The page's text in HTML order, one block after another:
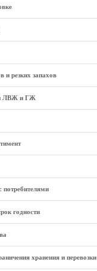
и резких запахов
ЛВЖ и ГЖ
потребителями
годности
хранения и перевозки